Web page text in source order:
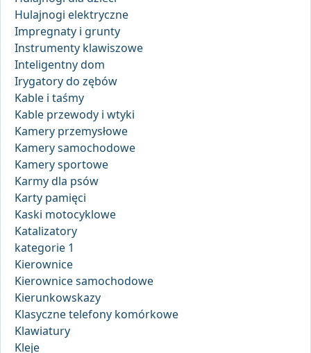
Hulajnogi elektryczne
Impregnaty i grunty
Instrumenty klawiszowe
Inteligentny dom
Irygatory do zębów
Kable i taśmy
Kable przewody i wtyki
Kamery przemysłowe
Kamery samochodowe
Kamery sportowe
Karmy dla psów
Karty pamięci
Kaski motocyklowe
Katalizatory
kategorie 1
Kierownice
Kierownice samochodowe
Kierunkowskazy
Klasyczne telefony komórkowe
Klawiatury
Kleje